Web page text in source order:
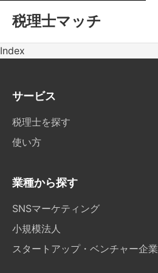
税理士マッチ
Index
サービス
税理士を探す
使い方
業種から探す
SNSマーケティング
小規模法人
スタートアップ・ベンチャー企業